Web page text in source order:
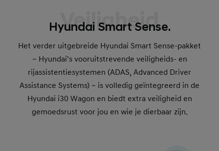
Veiligheid
Hyundai Smart Sense.
Het verder uitgebreide Hyundai Smart Sense-pakket
– Hyundai’s vooruitstrevende veiligheids- en
rijassistentiesystemen (ADAS, Advanced Driver
Assistance Systems) – is volledig geïntegreerd in de
Hyundai i30 Wagon en biedt extra veiligheid en
gemoedsrust voor jou en wie je dierbaar zijn.